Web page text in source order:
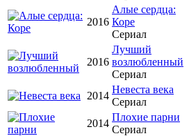
2016
Алые сердца:
Коре
Сериал
2016
Лучший
возлюбленный
Сериал
2014
Невеста века
Сериал
2014
Плохие парни
Сериал